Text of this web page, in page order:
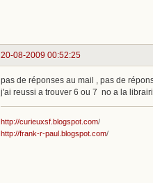
20-08-2009 00:52:25
pas de réponses au mail , pas de
j'ai reussi a trouver 6 ou 7 no a la
http://curieuxsf.blogspot.com/
http://frank-r-paul.blogspot.com/